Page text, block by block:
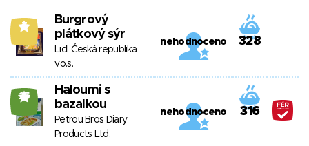
7
Burgrový
plátkový sýr
Lidl Česká republika
v.o.s.
nehodnoceno 328
25
Haloumi s
bazalkou
Petrou Bros Diary
Products Ltd.
nehodnoceno 316